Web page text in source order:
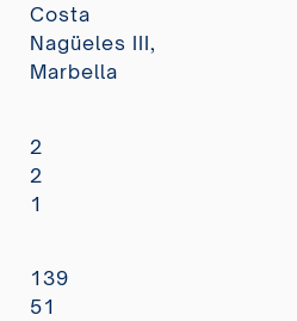
Costa
Nagüeles III,
Marbella
2
2
1
139
51